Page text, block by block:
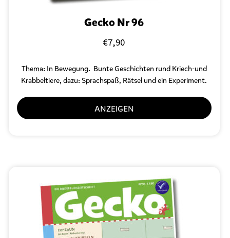
Gecko Nr 96
€7,90
Thema: In Bewegung. Bunte Geschichten rund Kriech-und
Krabbeltiere, dazu: Sprachspaß, Rätsel und ein Experiment.
ANZEIGEN